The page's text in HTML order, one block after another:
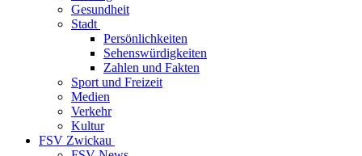
Gesundheit
Stadt
Persönlichkeiten
Sehenswürdigkeiten
Zahlen und Fakten
Sport und Freizeit
Medien
Verkehr
Kultur
FSV Zwickau